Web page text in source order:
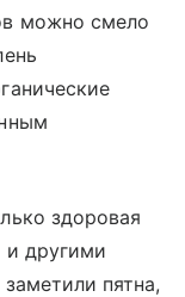
можно смело
здоровая
и другими
пятна,